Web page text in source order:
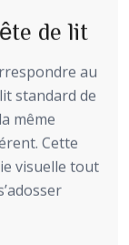
de lit
au
standard de
même
Cette
visuelle tout